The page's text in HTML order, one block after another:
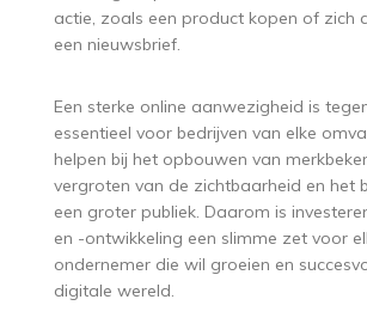
actie, zoals een product kopen of zich
een nieuwsbrief.
Een sterke online aanwezigheid is
essentieel voor bedrijven van elke
helpen bij het opbouwen van
vergroten van de zichtbaarheid en het
een groter publiek. Daarom is
en -ontwikkeling een slimme zet voor
ondernemer die wil groeien en
digitale wereld.